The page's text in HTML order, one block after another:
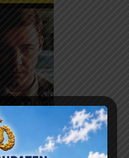
# Efra J. Tunya